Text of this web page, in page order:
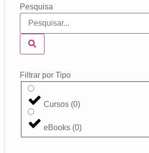
Pesquisa
Filtrar por Tipo
Cursos (0)
eBooks (0)